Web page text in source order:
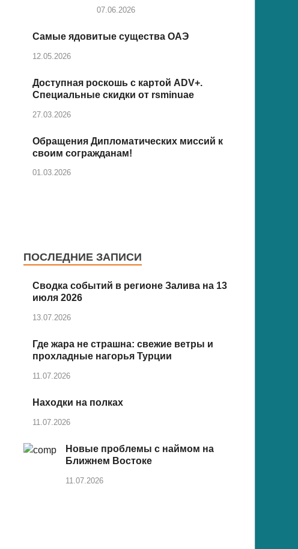
07.06.2026
Самые ядовитые существа ОАЭ
12.05.2026
Доступная роскошь с картой ADV+.
Специальные скидки от rsminuae
27.03.2026
Обращения Дипломатических миссий к
своим согражданам!
01.03.2026
ПОСЛЕДНИЕ ЗАПИСИ
Сводка событий в регионе Залива на 13
июля 2026
13.07.2026
Где жара не страшна: свежие ветры и
прохладные нагорья Турции
11.07.2026
Находки на полках
11.07.2026
Новые проблемы с наймом на
Ближнем Востоке
11.07.2026